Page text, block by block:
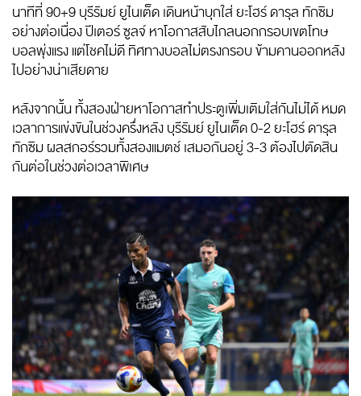
นาทีที่ 90+9 บุรีรัมย์ ยูไนเต็ด เดินหน้าบุกใส่ ยะโฮร์ ดารุล ทักซิม
อย่างต่อเนื่อง ปีเตอร์ ซูลจ์ หาโอกาสสับไกลนอกกรอบเขตโทษ
บอลพุ่งแรง แต่โชคไม่ดี ทิศทางบอลไม่ตรงกรอบ ข้ามคานออกหลัง
ไปอย่างน่าเสียดาย
หลังจากนั้น ทั้งสองฝ่ายหาโอกาสทำประตูเพิ่มเติมใส่กันไม่ได้ หมด
เวลาการแข่งขันในช่วงครึ่งหลัง บุรีรัมย์ ยูไนเต็ด 0-2 ยะโฮร์ ดารุล
ทักซิม ผลสกอร์รวมทั้งสองแมตช์ เสมอกันอยู่ 3-3 ต้องไปตัดสิน
กันต่อในช่วงต่อเวลาพิเศษ